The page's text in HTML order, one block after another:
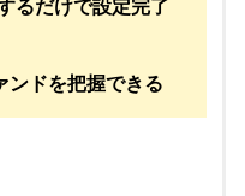
るだけで設定完了
ンドを把握できる